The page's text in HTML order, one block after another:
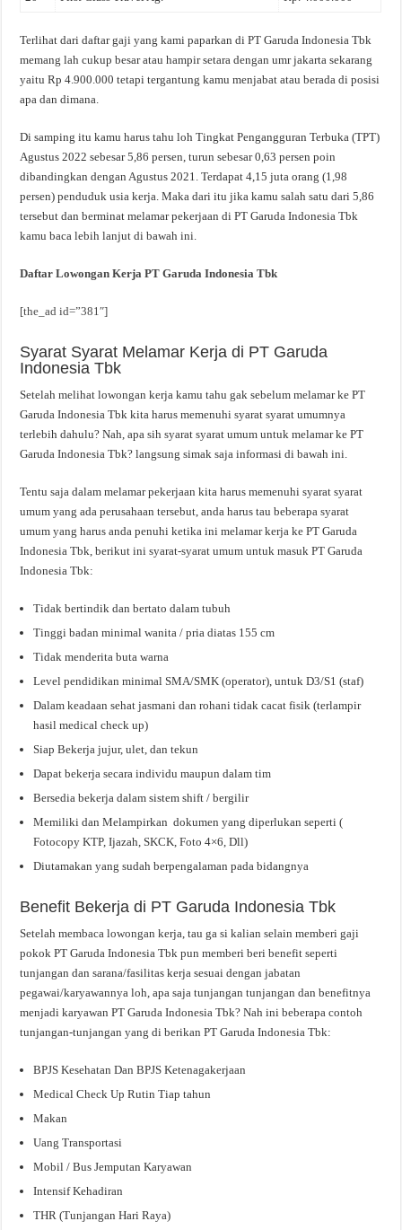
Terlihat dari daftar gaji yang kami paparkan di PT Garuda Indonesia Tbk
memang lah cukup besar atau hampir setara dengan umr jakarta sekarang
yaitu Rp 4.900.000 tetapi tergantung kamu menjabat atau berada di posisi
apa dan dimana.
Di samping itu kamu harus tahu loh Tingkat Pengangguran Terbuka (TPT)
Agustus 2022 sebesar 5,86 persen, turun sebesar 0,63 persen poin
dibandingkan dengan Agustus 2021. Terdapat 4,15 juta orang (1,98
persen) penduduk usia kerja. Maka dari itu jika kamu salah satu dari 5,86
tersebut dan berminat melamar pekerjaan di PT Garuda Indonesia Tbk
kamu baca lebih lanjut di bawah ini.
Daftar Lowongan Kerja PT Garuda Indonesia Tbk
[the_ad id=”381″]
Syarat Syarat Melamar Kerja di PT Garuda
Indonesia Tbk
Setelah melihat lowongan kerja kamu tahu gak sebelum melamar ke PT
Garuda Indonesia Tbk kita harus memenuhi syarat syarat umumnya
terlebih dahulu? Nah, apa sih syarat syarat umum untuk melamar ke PT
Garuda Indonesia Tbk? langsung simak saja informasi di bawah ini.
Tentu saja dalam melamar pekerjaan kita harus memenuhi syarat syarat
umum yang ada perusahaan tersebut, anda harus tau beberapa syarat
umum yang harus anda penuhi ketika ini melamar kerja ke PT Garuda
Indonesia Tbk, berikut ini syarat-syarat umum untuk masuk PT Garuda
Indonesia Tbk:
Tidak bertindik dan bertato dalam tubuh
Tinggi badan minimal wanita / pria diatas 155 cm
Tidak menderita buta warna
Level pendidikan minimal SMA/SMK (operator), untuk D3/S1 (staf)
Dalam keadaan sehat jasmani dan rohani tidak cacat fisik (terlampir
hasil medical check up)
Siap Bekerja jujur, ulet, dan tekun
Dapat bekerja secara individu maupun dalam tim
Bersedia bekerja dalam sistem shift / bergilir
Memiliki dan Melampirkan dokumen yang diperlukan seperti (
Fotocopy KTP, Ijazah, SKCK, Foto 4×6, Dll)
Diutamakan yang sudah berpengalaman pada bidangnya
Benefit Bekerja di PT Garuda Indonesia Tbk
Setelah membaca lowongan kerja, tau ga si kalian selain memberi gaji
pokok PT Garuda Indonesia Tbk pun memberi beri benefit seperti
tunjangan dan sarana/fasilitas kerja sesuai dengan jabatan
pegawai/karyawannya loh, apa saja tunjangan tunjangan dan benefitnya
menjadi karyawan PT Garuda Indonesia Tbk? Nah ini beberapa contoh
tunjangan-tunjangan yang di berikan PT Garuda Indonesia Tbk:
BPJS Kesehatan Dan BPJS Ketenagakerjaan
Medical Check Up Rutin Tiap tahun
Makan
Uang Transportasi
Mobil / Bus Jemputan Karyawan
Intensif Kehadiran
THR (Tunjangan Hari Raya)